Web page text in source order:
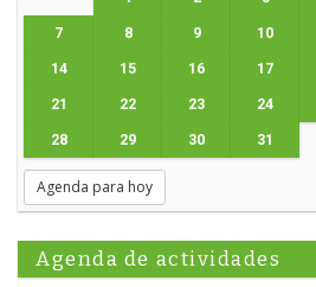
7 8 9 10
14 15 16 17
21 22 23 24
28 29 30 31
Agenda para hoy
Agenda de actividades